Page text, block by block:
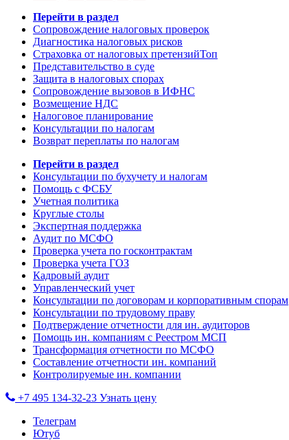
Перейти в раздел
Сопровождение налоговых проверок
Диагностика налоговых рисков
Страховка от налоговых претензийТоп
Представительство в суде
Защита в налоговых спорах
Сопровождение вызовов в ИФНС
Возмещение НДС
Налоговое планирование
Консультации по налогам
Возврат переплаты по налогам
Перейти в раздел
Консультации по бухучету и налогам
Помощь с ФСБУ
Учетная политика
Круглые столы
Экспертная поддержка
Аудит по МСФО
Проверка учета по госконтрактам
Проверка учета ГОЗ
Кадровый аудит
Управленческий учет
Консультации по договорам и корпоративным спорам
Консультации по трудовому праву
Подтверждение отчетности для ин. аудиторов
Помощь ин. компаниям с Реестром МСП
Трансформация отчетности по МСФО
Составление отчетности ин. компаний
Контролируемые ин. компании
+7 495 134-32-23 Узнать цену
Телеграм
Ютуб